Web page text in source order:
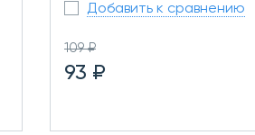
Добавить к сравнению
109 ₽
93 ₽